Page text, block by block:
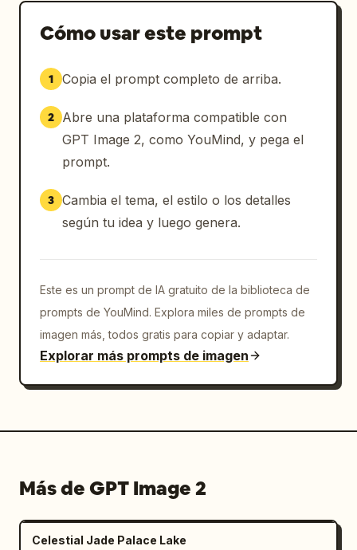
Cómo usar este prompt
1 Copia el prompt completo de arriba.
2
Abre una plataforma compatible con
GPT Image 2, como YouMind, y pega el
prompt.
3 Cambia el tema, el estilo o los detalles
según tu idea y luego genera.
Este es un prompt de IA gratuito de la biblioteca de
prompts de YouMind. Explora miles de prompts de
imagen más, todos gratis para copiar y adaptar.
Explorar más prompts de imagen
Más de GPT Image 2
Celestial Jade Palace Lake